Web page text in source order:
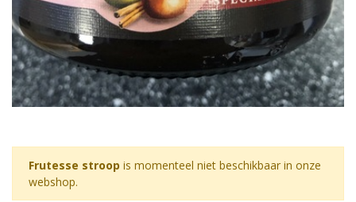
Frutesse stroop is momenteel niet beschikbaar in onze
webshop.